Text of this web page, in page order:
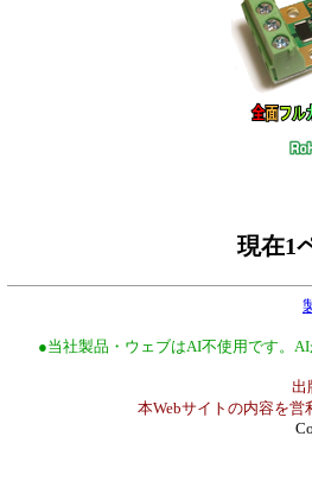
現在1
●当社製品・ウェブはAI不使用です。
出
本Webサイトの内容を